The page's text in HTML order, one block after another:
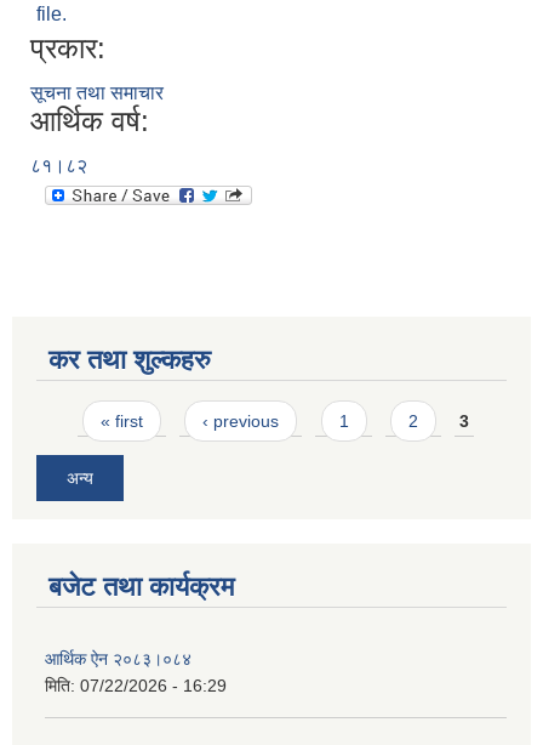
file.
प्रकार:
सूचना तथा समाचार
आर्थिक वर्ष:
८१।८२
कर तथा शुल्कहरु
Pages
« first ‹ previous 1 2 3
अन्य
बजेट तथा कार्यक्रम
आर्थिक ऐन २०८३।०८४
मिति: 07/22/2026 - 16:29